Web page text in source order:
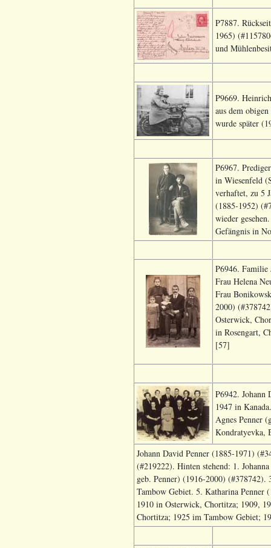
P7887.
1965)
und
P9669.
aus dem
wurde später
P6967.
in Wiesenfeld
verhaftet, zu 5
(1885-1952)
wieder
Gefängnis in
P6946. Familie
Frau Helena
Frau
2000)
Osterwick,
in Rosengart,
[57]
P6942. Johann
1947 in
Agnes Penner
Kondratyevka,
Johann David Penner (1885-1971)
(#219222). Hinten stehend: 1.
geb. Penner) (1916-2000)
Tambow Gebiet. 5. Katharina Penner
1910 in Osterwick, Chortitza; 1909,
Chortitza; 1925 im Tambow Gebiet;